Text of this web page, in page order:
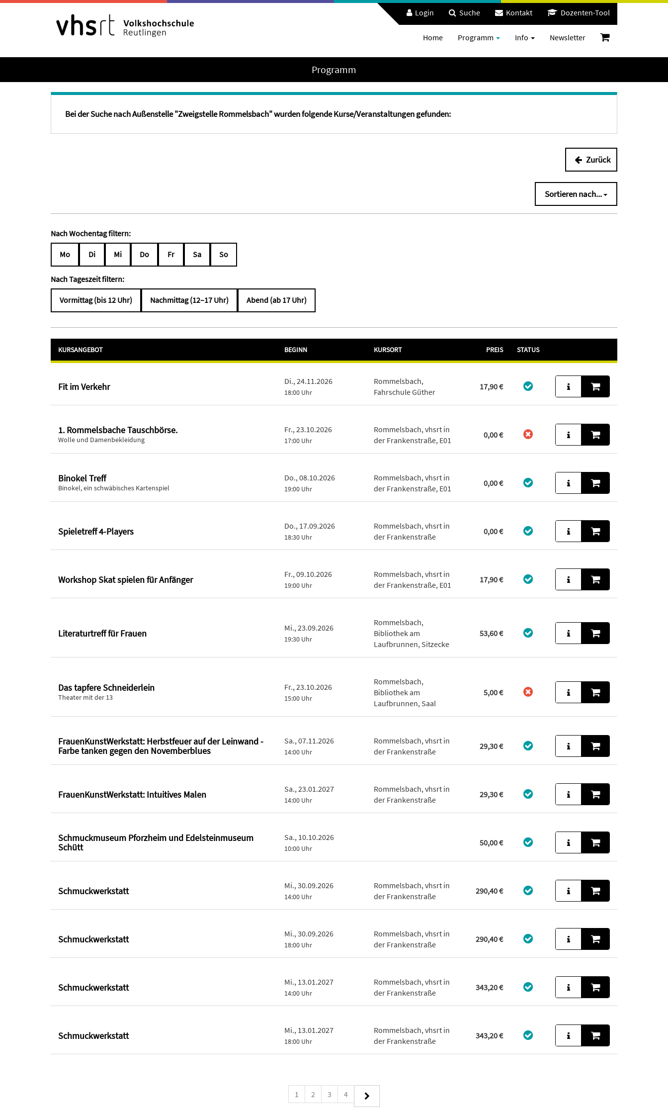
Login Suche Kontakt Dozenten-Tool
Home Programm Info Newsletter
Programm
Bei der Suche nach Außenstelle "Zweigstelle Rommelsbach" wurden folgende Kurse/Veranstaltungen gefunden:
Zurück
Sortieren nach...
Nach Wochentag filtern:
Mo Di Mi Do Fr Sa So
Nach Tageszeit filtern:
Vormittag (bis 12 Uhr) Nachmittag (12–17 Uhr) Abend (ab 17 Uhr)
KURSANGEBOT BEGINN KURSORT PREIS STATUS
Fit im Verkehr Di., 24.11.2026
18:00 Uhr
Rommelsbach,
Fahrschule Güther
17,90 €
1. Rommelsbache Tauschbörse.
Wolle und Damenbekleidung
Fr., 23.10.2026
17:00 Uhr
Rommelsbach, vhsrt in
der Frankenstraße, E01
0,00 €
Binokel Treff
Binokel, ein schwäbisches Kartenspiel
Do., 08.10.2026
19:00 Uhr
Rommelsbach, vhsrt in
der Frankenstraße, E01
0,00 €
Spieletreff 4-Players Do., 17.09.2026
18:30 Uhr
Rommelsbach, vhsrt in
der Frankenstraße
0,00 €
Workshop Skat spielen für Anfänger Fr., 09.10.2026
19:00 Uhr
Rommelsbach, vhsrt in
der Frankenstraße, E01
17,90 €
Literaturtreff für Frauen Mi., 23.09.2026
19:30 Uhr
Rommelsbach,
Bibliothek am
Laufbrunnen, Sitzecke
53,60 €
Das tapfere Schneiderlein
Theater mit der 13
Fr., 23.10.2026
15:00 Uhr
Rommelsbach,
Bibliothek am
Laufbrunnen, Saal
5,00 €
FrauenKunstWerkstatt: Herbstfeuer auf der Leinwand -
Farbe tanken gegen den Novemberblues
Sa., 07.11.2026
14:00 Uhr
Rommelsbach, vhsrt in
der Frankenstraße
29,30 €
FrauenKunstWerkstatt: Intuitives Malen Sa., 23.01.2027
14:00 Uhr
Rommelsbach, vhsrt in
der Frankenstraße
29,30 €
Schmuckmuseum Pforzheim und Edelsteinmuseum
Schütt
Sa., 10.10.2026
10:00 Uhr
50,00 €
Schmuckwerkstatt Mi., 30.09.2026
14:00 Uhr
Rommelsbach, vhsrt in
der Frankenstraße
290,40 €
Schmuckwerkstatt Mi., 30.09.2026
18:00 Uhr
Rommelsbach, vhsrt in
der Frankenstraße
290,40 €
Schmuckwerkstatt Mi., 13.01.2027
14:00 Uhr
Rommelsbach, vhsrt in
der Frankenstraße
343,20 €
Schmuckwerkstatt Mi., 13.01.2027
18:00 Uhr
Rommelsbach, vhsrt in
der Frankenstraße
343,20 €
1 2 3 4